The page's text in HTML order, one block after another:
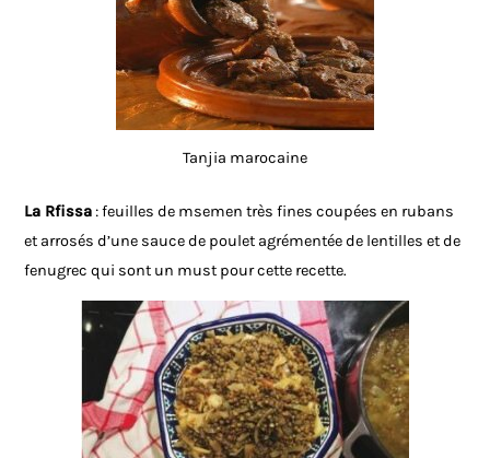
Tanjia marocaine
La Rfissa : feuilles de msemen très fines coupées en rubans
et arrosés d’une sauce de poulet agrémentée de lentilles et de
fenugrec qui sont un must pour cette recette.